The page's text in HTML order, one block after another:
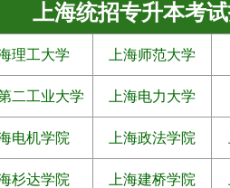
上海统招专升本考
海理工大学 上海师范大学
二工业大学 上海电力大学
海电机学院 上海政法学院
海杉达学院 上海建桥学院